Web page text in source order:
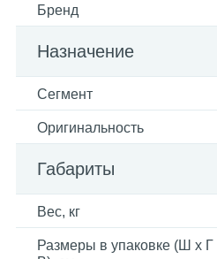
Бренд
Назначение
Сегмент
Оригинальность
Габариты
Вес, кг
Размеры в упаковке (Ш x Г